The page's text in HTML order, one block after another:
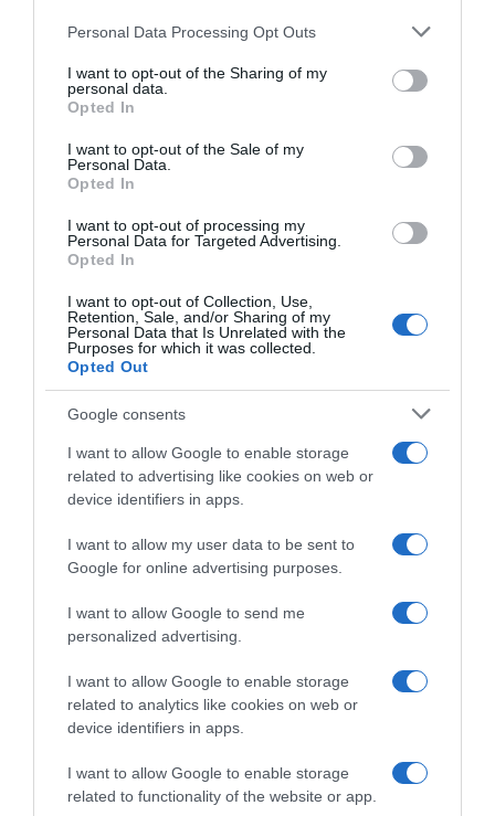
Please note that this website/app uses one or more Google
not limited to your visit or usage behaviour. You may click to
grant or deny consent to Google and its third-party tags to
use your data for below specified purposes in below Google
consent section.
Personal Data Processing Opt Outs
I want to opt-out of the Sharing of my
personal data.
Opted In
I want to opt-out of the Sale of my
Personal Data.
Opted In
I want to opt-out of processing my
Personal Data for Targeted Advertising.
Opted In
I want to opt-out of Collection, Use,
Retention, Sale, and/or Sharing of my
Personal Data that Is Unrelated with the
Purposes for which it was collected.
Opted Out
Google consents
I want to allow Google to enable storage
related to advertising like cookies on web or
device identifiers in apps.
I want to allow my user data to be sent to
Google for online advertising purposes.
I want to allow Google to send me
personalized advertising.
I want to allow Google to enable storage
related to analytics like cookies on web or
device identifiers in apps.
I want to allow Google to enable storage
related to functionality of the website or app.
ΥΓΕΙΑ
Οκτώ χρήσιμες οδηγίες για την
ασφάλεια στο νερό από τον Ελληνικό
Ο πνιγμός μπορεί να συμβεί αθόρυβα, μέσα σε λίγα μόλις